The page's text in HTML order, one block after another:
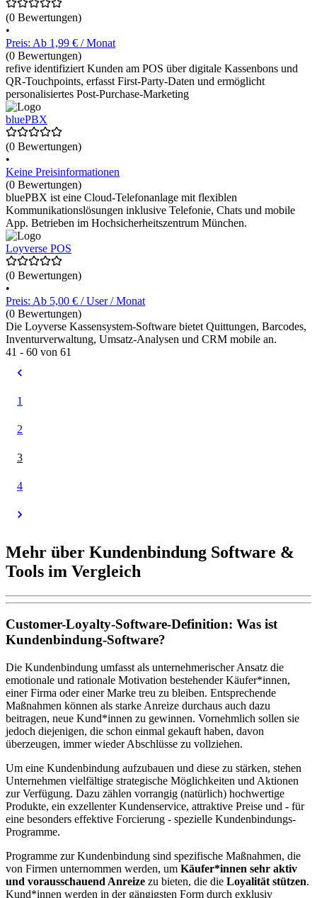
(0 Bewertungen)
•
Preis: Ab 1,99 € / Monat
(0 Bewertungen)
refive identifiziert Kunden am POS über digitale Kassenbons und
QR-Touchpoints, erfasst First-Party-Daten und ermöglicht
personalisiertes Post-Purchase-Marketing
bluePBX
(0 Bewertungen)
•
Keine Preisinformationen
(0 Bewertungen)
bluePBX ist eine Cloud-Telefonanlage mit flexiblen
Kommunikationslösungen inklusive Telefonie, Chats und mobile
App. Betrieben im Hochsicherheitszentrum München.
Loyverse POS
(0 Bewertungen)
•
Preis: Ab 5,00 € / User / Monat
(0 Bewertungen)
Die Loyverse Kassensystem-Software bietet Quittungen, Barcodes,
Inventurverwaltung, Umsatz-Analysen und CRM mobile an.
41 - 60 von 61
1
2
3
4
Mehr über Kundenbindung Software &
Tools im Vergleich
Customer-Loyalty-Software-Definition: Was ist
Kundenbindung-Software?
Die Kundenbindung umfasst als unternehmerischer Ansatz die
emotionale und rationale Motivation bestehender Käufer*innen,
einer Firma oder einer Marke treu zu bleiben. Entsprechende
Maßnahmen können als starke Anreize durchaus auch dazu
beitragen, neue Kund*innen zu gewinnen. Vornehmlich sollen sie
jedoch diejenigen, die schon einmal gekauft haben, davon
überzeugen, immer wieder Abschlüsse zu vollziehen.
Um eine Kundenbindung aufzubauen und diese zu stärken, stehen
Unternehmen vielfältige strategische Möglichkeiten und Aktionen
zur Verfügung. Dazu zählen vorrangig (natürlich) hochwertige
Produkte, ein exzellenter Kundenservice, attraktive Preise und - für
eine besonders effektive Forcierung - spezielle Kundenbindungs-
Programme.
Programme zur Kundenbindung sind spezifische Maßnahmen, die
von Firmen unternommen werden, um Käufer*innen sehr aktiv
und vorausschauend Anreize zu bieten, die die Loyalität stützen.
Kund*innen werden in der gängigsten Form durch exklusiv